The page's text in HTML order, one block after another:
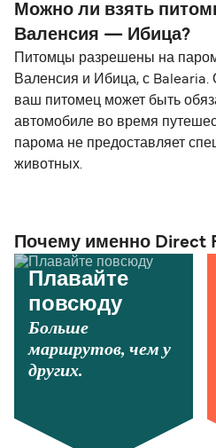
Можно ли взять
Валенсия — Ибица?
Питомцы разрешены на
Валенсия и Ибица, с Balearia.
ваш питомец может быть
автомобиле во время
парома не предоставляет
животных.
Почему именно Direct
Плавайте
повсюду
Больше
маршрутов, чем у
других.